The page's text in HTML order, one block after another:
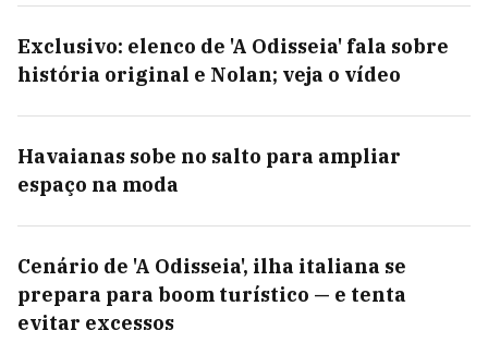
Exclusivo: elenco de 'A Odisseia' fala sobre
história original e Nolan; veja o vídeo
Havaianas sobe no salto para ampliar
espaço na moda
Cenário de 'A Odisseia', ilha italiana se
prepara para boom turístico — e tenta
evitar excessos